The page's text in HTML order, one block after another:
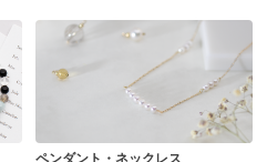
ペンダント・ネックレス